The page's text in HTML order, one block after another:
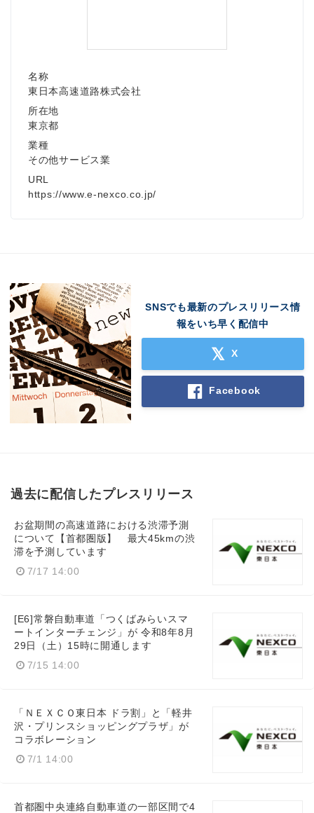
名称
東日本高速道路株式会社
所在地
東京都
業種
その他サービス業
URL
https://www.e-nexco.co.jp/
SNSでも最新のプレスリリース情
報をいち早く配信中
X
Facebook
過去に配信したプレスリリース
お盆期間の高速道路における渋滞予測
について【首都圏版】 最大45kmの渋
滞を予測しています
7/17 14:00
[E6]常磐自動車道「つくばみらいスマ
ートインターチェンジ」が 令和8年8月
29日（土）15時に開通します
7/15 14:00
「ＮＥＸＣＯ東日本 ドラ割」と「軽井
沢・プリンスショッピングプラザ」が
コラボレーション
7/1 14:00
首都圏中央連絡自動車道の一部区間で4